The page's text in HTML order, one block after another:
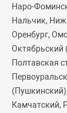
Наро-
Нальчик,
Оренбург,
Октябрьский
Полтавская
Камчатский,